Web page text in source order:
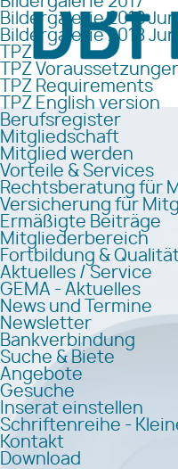
Bildergalerie 2018
Bildergalerie 2018
TPZ
TPZ
TPZ Requirements
TPZ English version
Berufsregister
Mitgliedschaft
Mitglied werden
Vorteile & Services
Rechtsberatung für
Versicherung für
Ermäßigte Beiträge
Mitgliederbereich
Fortbildung &
Aktuelles / Service
GEMA - Aktuelles
News und Termine
Newsletter
Bankverbindung
Suche & Biete
Angebote
Gesuche
Inserat einstellen
Schriftenreihe -
Kontakt
Download